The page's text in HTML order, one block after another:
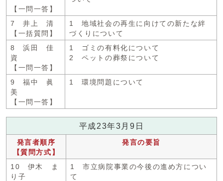
【一問一答】
7 井上 清
【一括質問】
1 地域社会の再生に向けての新たな絆
づくりについて
8 浜田 佳
資
【一問一答】
1 ゴミの有料化について
2 ペットの葬祭について
9 福中 眞
美
【一問一答】
1 環境問題について
平成23年3月9日
発言者順序
【質問方式】
発言の要旨
10 伊木 ま
り子
1 市立病院事業の今後の進め方につい
て